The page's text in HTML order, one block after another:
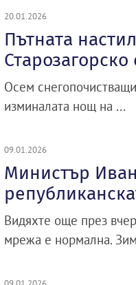
20.01.2026
Пътната
Осем
изминалата нощ на ...
09.01.2026
Министър
Видяхте още през
мрежа е нормална.